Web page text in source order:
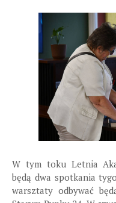
W tym toku Letnia
będą dwa spotkania
warsztaty odbywać